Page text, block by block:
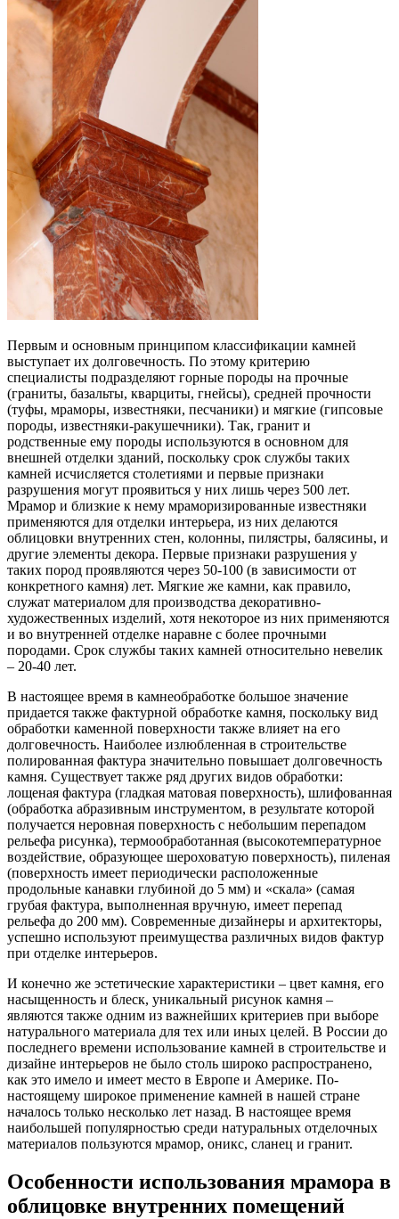
Первым и основным принципом классификации камней
выступает их долговечность. По этому критерию
специалисты подразделяют горные породы на прочные
(граниты, базальты, кварциты, гнейсы), средней прочности
(туфы, мраморы, известняки, песчаники) и мягкие (гипсовые
породы, известняки-ракушечники). Так, гранит и
родственные ему породы используются в основном для
внешней отделки зданий, поскольку срок службы таких
камней исчисляется столетиями и первые признаки
разрушения могут проявиться у них лишь через 500 лет.
Мрамор и близкие к нему мраморизированные известняки
применяются для отделки интерьера, из них делаются
облицовки внутренних стен, колонны, пилястры, балясины, и
другие элементы декора. Первые признаки разрушения у
таких пород проявляются через 50-100 (в зависимости от
конкретного камня) лет. Мягкие же камни, как правило,
служат материалом для производства декоративно-
художественных изделий, хотя некоторое из них применяются
и во внутренней отделке наравне с более прочными
породами. Срок службы таких камней относительно невелик
– 20-40 лет.
В настоящее время в камнеобработке большое значение
придается также фактурной обработке камня, поскольку вид
обработки каменной поверхности также влияет на его
долговечность. Наиболее излюбленная в строительстве
полированная фактура значительно повышает долговечность
камня. Существует также ряд других видов обработки:
лощеная фактура (гладкая матовая поверхность), шлифованная
(обработка абразивным инструментом, в результате которой
получается неровная поверхность с небольшим перепадом
рельефа рисунка), термообработанная (высокотемпературное
воздействие, образующее шероховатую поверхность), пиленая
(поверхность имеет периодически расположенные
продольные канавки глубиной до 5 мм) и «скала» (самая
грубая фактура, выполненная вручную, имеет перепад
рельефа до 200 мм). Современные дизайнеры и архитекторы,
успешно используют преимущества различных видов фактур
при отделке интерьеров.
И конечно же эстетические характеристики – цвет камня, его
насыщенность и блеск, уникальный рисунок камня –
являются также одним из важнейших критериев при выборе
натурального материала для тех или иных целей. В России до
последнего времени использование камней в строительстве и
дизайне интерьеров не было столь широко распространено,
как это имело и имеет место в Европе и Америке. По-
настоящему широкое применение камней в нашей стране
началось только несколько лет назад. В настоящее время
наибольшей популярностью среди натуральных отделочных
материалов пользуются мрамор, оникс, сланец и гранит.
Особенности использования мрамора в
облицовке внутренних помещений